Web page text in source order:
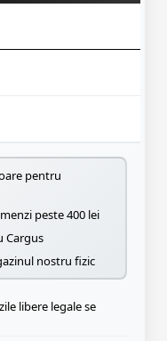
pentru
peste 400 lei
Cargus
nostru fizic
libere legale se